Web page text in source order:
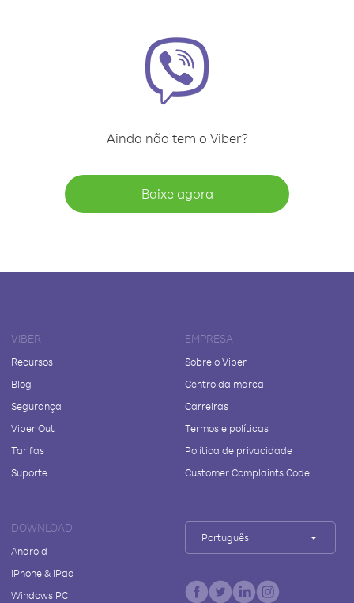
Ainda não tem o Viber?
Baixe agora
VIBER
Recursos
Blog
Segurança
Viber Out
Tarifas
Suporte
EMPRESA
Sobre o Viber
Centro da marca
Carreiras
Termos e políticas
Política de privacidade
Customer Complaints Code
DOWNLOAD
Android
iPhone & iPad
Windows PC
Português